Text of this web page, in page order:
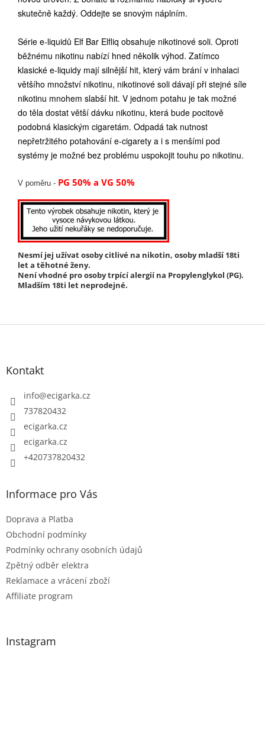
skutečně každý. Oddejte se snovým náplním.
Série e-liquidů Elf Bar Elfliq obsahuje nikotinové soli. Oproti
běžnému nikotinu nabízí hned několik výhod. Zatímco
klasické e-liquidy mají silnější hit, který vám brání v inhalaci
většího množství nikotinu, nikotinové soli dávají při stejné síle
nikotinu mnohem slabší hit. V jednom potahu je tak možné
do těla dostat větší dávku nikotinu, která bude pocitově
podobná klasickým cigaretám. Odpadá tak nutnost
nepřetržitého potahování e-cigarety a i s menšími pod
systémy je možné bez problému uspokojit touhu po nikotinu.
V poměru - PG 50% a VG 50%
Nesmí jej užívat osoby citlivé na nikotin, osoby mladší 18ti
let a těhotné ženy.
Není vhodné pro osoby trpící alergií na Propylenglykol (PG).
Mladším 18ti let neprodejné.
Kontakt
info@ecigarka.cz
737820432
ecigarka.cz
ecigarka.cz
+420737820432
Informace pro Vás
Doprava a Platba
Obchodní podmínky
Podmínky ochrany osobních údajů
Zpětný odběr elektra
Reklamace a vrácení zboží
Affiliate program
Instagram